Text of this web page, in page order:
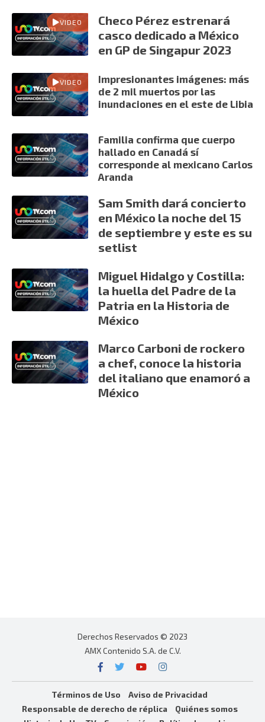
VIDEO
Checo Pérez estrenará
casco dedicado a México
en GP de Singapur 2023
VIDEO
Impresionantes imágenes: más
de 2 mil muertos por las
inundaciones en el este de Libia
Familia confirma que cuerpo
hallado en Canadá sí
corresponde al mexicano Carlos
Aranda
Sam Smith dará concierto
en México la noche del 15
de septiembre y este es su
setlist
Miguel Hidalgo y Costilla:
la huella del Padre de la
Patria en la Historia de
México
Marco Carboni de rockero
a chef, conoce la historia
del italiano que enamoró a
México
Derechos Reservados © 2023
AMX Contenido S.A. de C.V.
Términos de Uso
Aviso de Privacidad
Responsable de derecho de réplica
Quiénes somos